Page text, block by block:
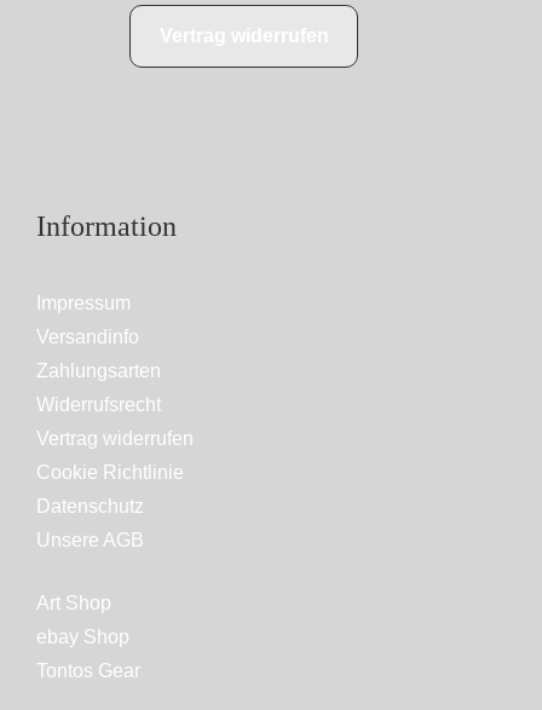
Information
Impressum
Versandinfo
Zahlungsarten
Widerrufsrecht
Vertrag widerrufen
Cookie Richtlinie
Datenschutz
Unsere AGB
Art Shop
ebay Shop
Tontos Gear